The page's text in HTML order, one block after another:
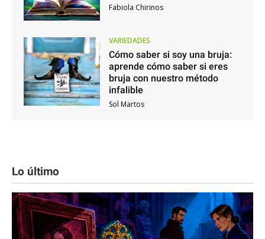
Fabiola Chirinos
VARIEDADES
Cómo saber si soy una bruja:
aprende cómo saber si eres
bruja con nuestro método
infalible
Sol Martos
Lo último